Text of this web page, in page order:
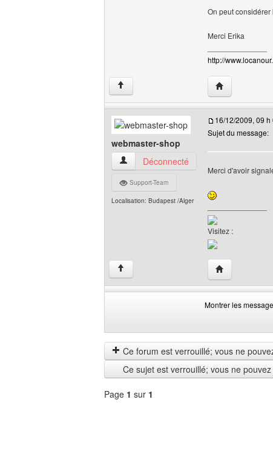
On peut
Merci Erika
http://
↑ Visiter le site
webmaster-shop
webmaster-shop Voir le profil de
Déconnecté
Support-Team
Localisation: Budapest /Alger
16/12/2009, 09 h
Sujet du message:
Merci d'avoir
Visitez :
↑ Visiter le site
Montrer les
les
messages
depuis
by
Ce forum est verrouillé; vous ne
Ce sujet est verrouillé; vous ne
Page 1 sur 1